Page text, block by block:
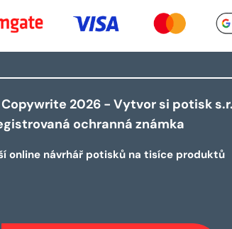
2026 - Vytvor si potisk
ochranná známka
online návrhář potisků na tisíce produktů